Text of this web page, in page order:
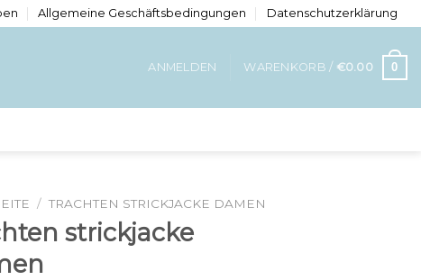
Allgemeine Geschäftsbedingungen Datenschutzerklärung
ANMELDEN WARENKORB / €0.00 0
/ TRACHTEN STRICKJACKE DAMEN
strickjacke